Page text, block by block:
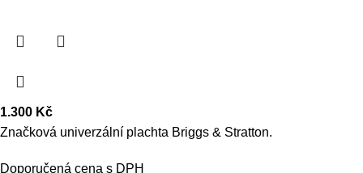
1.300 Kč
Značková univerzální plachta Briggs & Stratton.
Doporučená cena s DPH